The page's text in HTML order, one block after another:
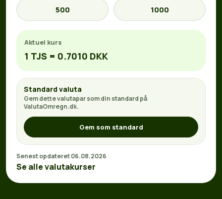
500 1000
Aktuel kurs
1 TJS = 0.7010 DKK
Standard valuta
Gem dette valutapar som din standard på
ValutaOmregn.dk.
Gem som standard
Senest opdateret 06.08.2026
Se alle valutakurser